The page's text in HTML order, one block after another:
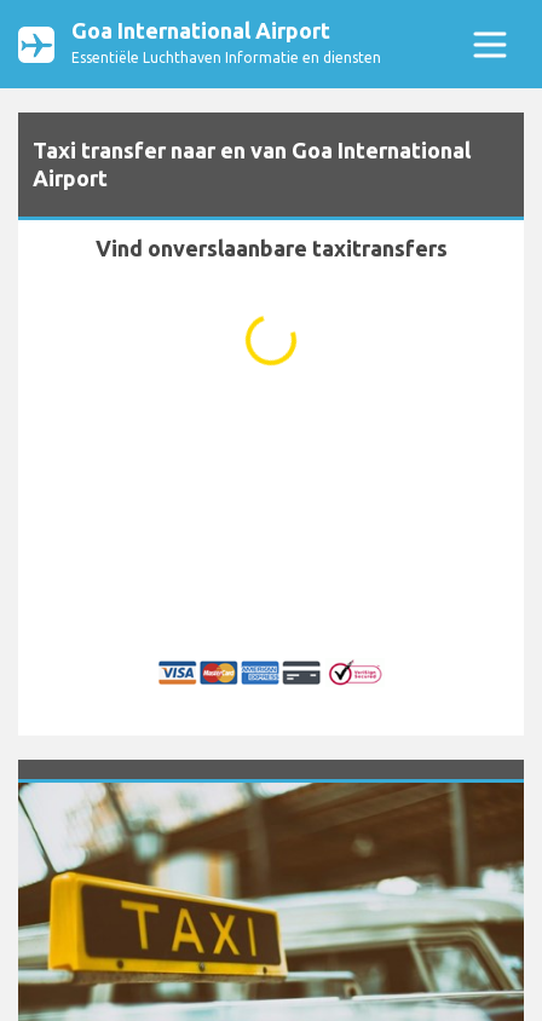
Goa International Airport
Essentiële Luchthaven Informatie en diensten
Taxi transfer naar en van Goa International
Airport
Vind onverslaanbare taxitransfers
...